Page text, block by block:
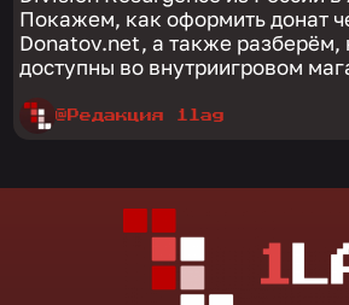
Покажем, как оформить донат
Donatov.net, а также разберём,
доступны во внутриигровом
@Редакция 1lag